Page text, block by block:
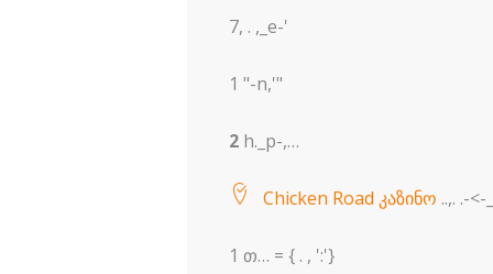
7, . ,_e-'
1 "-n,'"
2 h._p-,…
Chicken Road კაზინო ..,. .-<-
1 თ… = { . , ':'}